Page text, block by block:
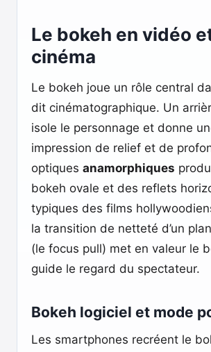
Le bokeh en vidéo
cinéma
Le bokeh joue un rôle central
dit cinématographique. Un
isole le personnage et donne
impression de relief et de
optiques anamorphiques
bokeh ovale et des reflets
typiques des films
la transition de netteté d’un
(le focus pull) met en valeur le
guide le regard du spectateur.
Bokeh logiciel et mode
Les smartphones recréent le